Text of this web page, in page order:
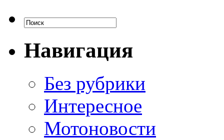
Навигация
Без рубрики
Интересное
Мотоновости